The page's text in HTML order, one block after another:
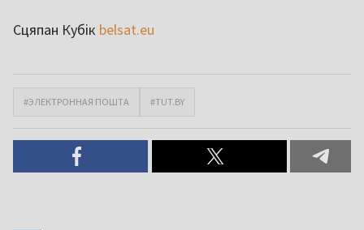
Сцяпан Кубік belsat.eu
#ЭЛЕКТРОННАЯ ПОШТА #TUT.BY